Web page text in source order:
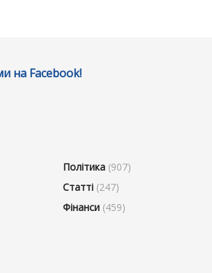
на Facebook!
Політика (907)
Статті (247)
Фінанси (459)